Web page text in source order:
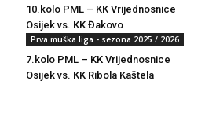
10.kolo PML – KK Vrijednosnice
Osijek vs. KK Đakovo
Prva muška liga - sezona 2025 / 2026
7.kolo PML – KK Vrijednosnice
Osijek vs. KK Ribola Kaštela